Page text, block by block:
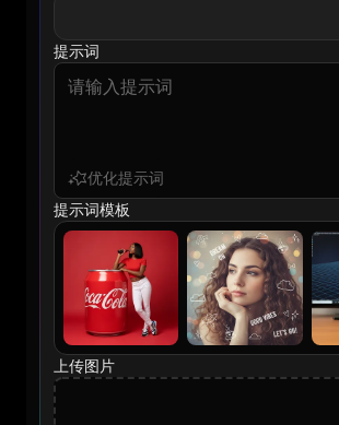
提示词
优化提示词
提示词模板
上传图片